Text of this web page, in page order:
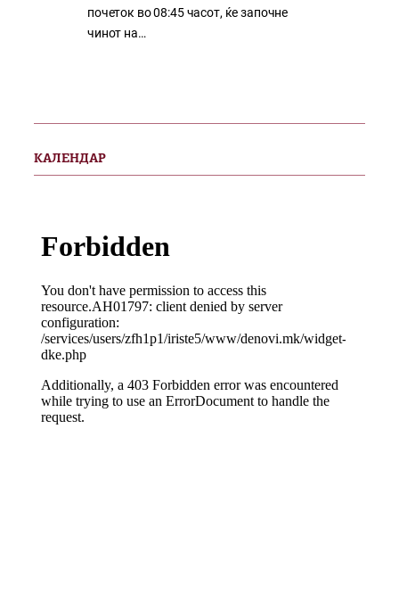
почеток во 08:45 часот, ќе започне
чинот на…
КАЛЕНДАР